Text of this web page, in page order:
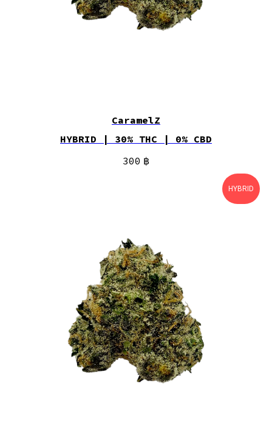
CaramelZ
HYBRID | 30% THC | 0% CBD
300 ฿
HYBRID